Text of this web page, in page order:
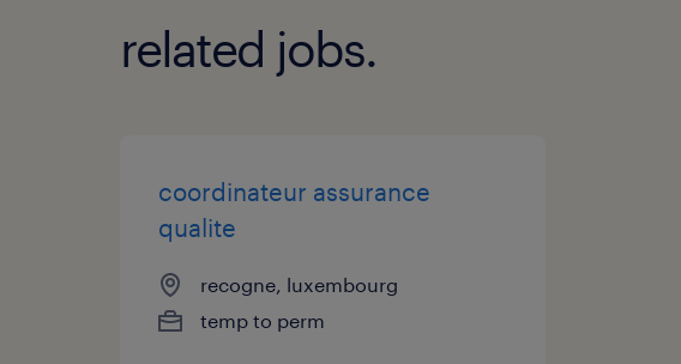
related jobs.
coordinateur assurance
qualite
recogne, luxembourg
temp to perm